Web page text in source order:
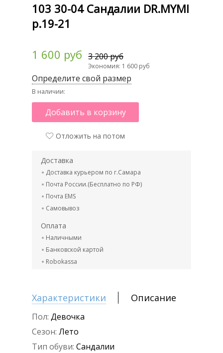
103 30-04 Сандалии DR.MYMI
р.19-21
1 600 руб 3 200 руб
Экономия: 1 600 руб
Определите свой размер
В наличии:
Добавить в корзину
Отложить на потом
Доставка
Доставка курьером по г.Самара
Почта России.(Бесплатно по РФ)
Почта EMS
Самовывоз
Оплата
Наличными
Банковской картой
Robokassa
Характеристики Описание
Пол: Девочка
Сезон: Лето
Тип обуви: Сандалии